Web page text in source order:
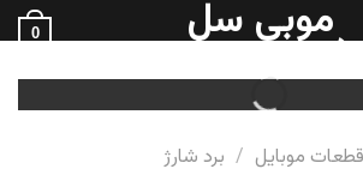
0
قطعات موبایل / برد شارژ